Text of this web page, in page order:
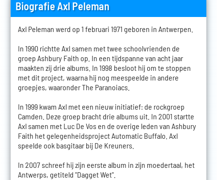
Biografie Axl Peleman
Axl Peleman werd op 1 februari 1971 geboren in Antwerpen.
In 1990 richtte Axl samen met twee schoolvrienden de
groep Ashbury Faith op. In een tijdspanne van acht jaar
maakten zij drie albums. In 1998 besloot hij om te stoppen
met dit project, waarna hij nog meespeelde in andere
groepjes, waaronder The Paranoiacs.
In 1999 kwam Axl met een nieuw initiatief: de rockgroep
Camden. Deze groep bracht drie albums uit. In 2001 startte
Axl samen met Luc De Vos en de overige leden van Ashbury
Faith het gelegenheidsproject Automatic Buffalo. Axl
speelde ook basgitaar bij De Kreuners.
In 2007 schreef hij zijn eerste album in zijn moedertaal, het
Antwerps, getiteld "Dagget Wet".